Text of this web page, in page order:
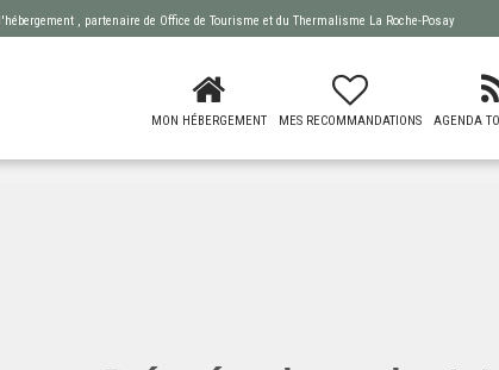
, partenaire de Office de Tourisme et du Thermalisme La Roche-Posay
MON HÉBERGEMENT MES RECOMMANDATIONS AGENDA